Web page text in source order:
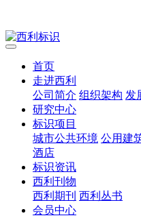
首页
走进西利
公司简介 组织架构 发
研究中心
标识项目
城市公共环境 公用建
酒店
标识资讯
西利刊物
西利期刊 西利丛书
会员中心